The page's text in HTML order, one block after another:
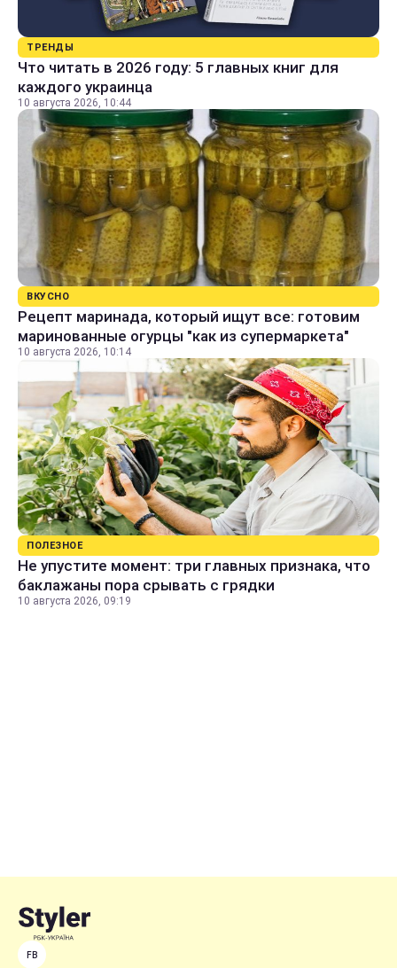
ТРЕНДЫ
Что читать в 2026 году: 5 главных книг для
каждого украинца
10 августа 2026, 10:44
ВКУСНО
Рецепт маринада, который ищут все: готовим
маринованные огурцы "как из супермаркета"
10 августа 2026, 10:14
ПОЛЕЗНОЕ
Не упустите момент: три главных признака, что
баклажаны пора срывать с грядки
10 августа 2026, 09:19
FB